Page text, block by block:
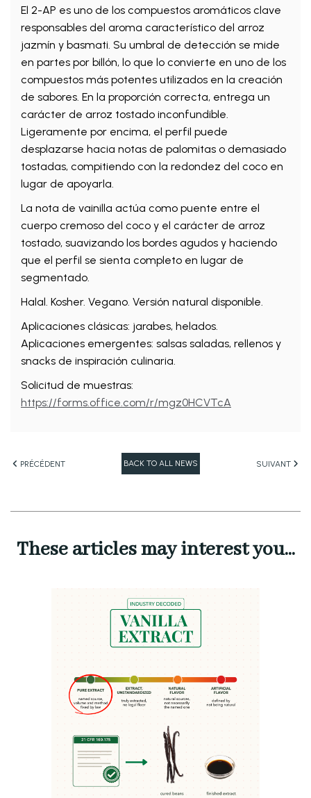
El 2-AP es uno de los compuestos aromáticos clave
responsables del aroma característico del arroz
jazmín y basmati. Su umbral de detección se mide
en partes por billón, lo que lo convierte en uno de los
compuestos más potentes utilizados en la creación
de sabores. En la proporción correcta, entrega un
carácter de arroz tostado inconfundible.
Ligeramente por encima, el perfil puede
desplazarse hacia notas de palomitas o demasiado
tostadas, compitiendo con la redondez del coco en
lugar de apoyarla.
La nota de vainilla actúa como puente entre el
cuerpo cremoso del coco y el carácter de arroz
tostado, suavizando los bordes agudos y haciendo
que el perfil se sienta completo en lugar de
segmentado.
Halal. Kosher. Vegano. Versión natural disponible.
Aplicaciones clásicas: jarabes, helados.
Aplicaciones emergentes: salsas saladas, rellenos y
snacks de inspiración culinaria.
Solicitud de muestras:
https://forms.office.com/r/mgz0HCVTcA
PRÉCÉDENT BACK TO ALL NEWS SUIVANT
These articles may interest you...